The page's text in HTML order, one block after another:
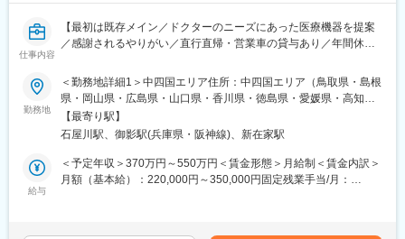
薬を小分けにして包む「分包機」、薬品や分量が正しいかチェッ
クをする「監査支援装置」、患者様へどんな薬を提供したかを一
ム」等の製品です。
■当社の魅力：
調剤薬局は全国で約6.3万件あり、コンビニの数（約5.7万件）を
上回ります。調剤薬局の全店舗に必ず1台以上の分包機が導入され
ております。また、全国7千件以上ある病院にも必ず分包機は導入
されており、調剤機器業界は非常に規模の大きい業界となりま
仕事内容
【最初は既存メイン／ドクターのニーズにあった医療機器を提案
／感謝されるやりがい／直行直帰・営業車の貸与あり／年間休日
■職務詳細：
担当エリア病院へ訪問、ドクターや医療従事者がどんな医療機器
を必要としているかヒアリングします。ニーズを把握したら適切
な製品を提案し、導入して頂きます。提案先は最初は既存がメイ
ンで、ゆくゆくは新規開拓もお任せいたします。外科製品の販売
においては手術に立ち会うこともあり、実際の臨床現場での製品
勤務地
＜勤務地詳細1＞中四国エリア住所：中四国エリア（鳥取県・島根
県・岡山県・広島県・山口県・香川県・徳島県・愛媛県・高知
県）を担当 ※ご希望や適性に応じて決定いたします。受動喫煙対
策：屋内全面禁煙＜勤務地詳細2＞大阪営業所（兵庫）住所：兵庫
川駅受動喫煙対策：屋内全面禁煙変更の範囲：会社の定める事業
所
【最寄り駅】
石屋川駅、御影駅(兵庫県・阪神線)、新在家駅
給与
＜予定年収＞370万円～550万円＜賃金形態＞月給制＜賃金内訳＞
月額（基本給）：220,000円～350,000円固定残業手当/月：